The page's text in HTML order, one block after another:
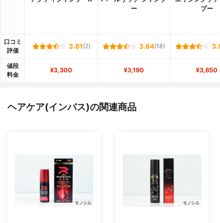
ー
プー
口コミ
評価
3.81 (2) 3.84(18)
値段
料金
¥3,300 ¥3,190 ¥3,850
ヘアケア(インバス)の関連商品